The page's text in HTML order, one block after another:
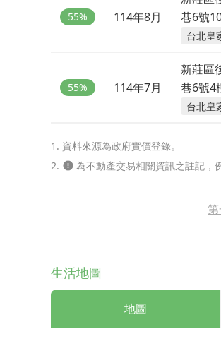
55% 114年8月
巷6號
台北皇
55% 114年7月
新莊區
巷6號4
台北皇
1. 資料來源為政府實價登錄。
2.
為不動產交易相關資訊之註記，
生活地圖
地圖